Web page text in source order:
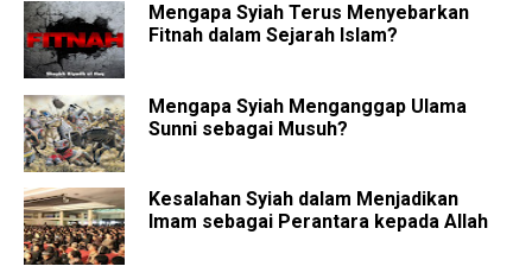
Mengapa Syiah Terus Menyebarkan
Fitnah dalam Sejarah Islam?
Mengapa Syiah Menganggap Ulama
Sunni sebagai Musuh?
Kesalahan Syiah dalam Menjadikan
Imam sebagai Perantara kepada Allah